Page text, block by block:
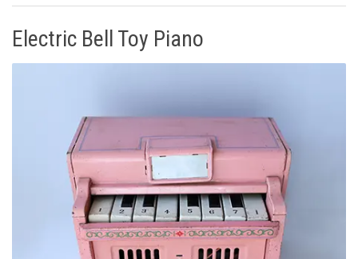
Electric Bell Toy Piano